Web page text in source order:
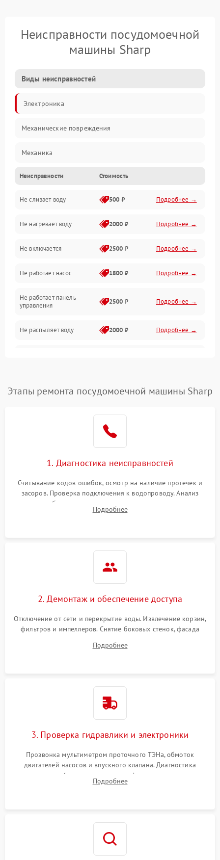
Неисправности посудомоечной
машины Sharp
Виды неисправностей
Электроника
Механические повреждения
Механика
Управление
Электропитание
Датчики
Нагрев
Вода
Гигиена
Программное обеспечение
Неисправности Стоимость
Не сливает воду 500 ₽ Подробнее →
Не нагревает воду 2000 ₽ Подробнее →
Не включается 2500 ₽ Подробнее →
Не работает насос 1800 ₽ Подробнее →
Не работает панель
управления
2500 ₽ Подробнее →
Не распыляет воду 2000 ₽ Подробнее →
воды
1800 ₽ Подробнее →
Проблемы с
Этапы ремонта посудомоечной машины Sharp
1. Диагностика неисправностей
Считывание кодов ошибок, осмотр на наличие протечек и
засоров. Проверка подключения к водопроводу. Анализ
жалоб на отсутствие слива, нагрева, вращения
разбрызгивателей или срабатывание системы защиты
Подробнее
2. Демонтаж и обеспечение доступа
Отключение от сети и перекрытие воды. Извлечение корзин,
фильтров и импеллеров. Снятие боковых стенок, фасада
циркуляционному насосу, ТЭНу и сливной помпе.
Подробнее
3. Проверка гидравлики и электроники
Прозвонка мультиметром проточного ТЭНа, обмоток
двигателей насосов и впускного клапана. Диагностика
прессостата (датчика уровня воды), датчика мутности,
концевика дверцы и электронного модуля управления.
Подробнее